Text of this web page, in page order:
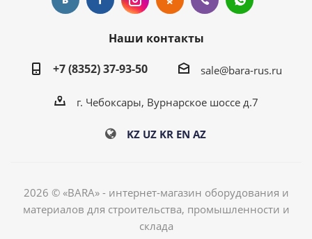
Наши контакты
+7 (8352) 37-93-50
sale@bara-rus.ru
г. Чебоксары, Вурнарское шоссе д.7
KZ UZ KR EN AZ
2026 © «BARA» - интернет-магазин оборудования и
материалов для строительства, промышленности и
склада